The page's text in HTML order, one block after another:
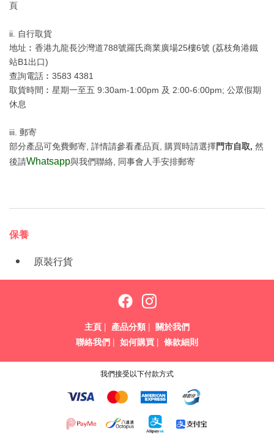
頁
ii. 自行取貨
地址︰香港九龍長沙灣道788號羅氏商業廣場25樓6號 (荔枝角港鐵
站B1出口)
查詢電話︰3583 4381
取貨時間︰星期一至五 9:30am-1:00pm 及 2:00-6:00pm; 公眾假期
休息
iii. 郵寄
部分產品可免費郵寄, 詳情請參看產品頁, 購買時請選擇門市自取, 然
後請Whatsapp與我們聯絡, 同事會人手安排郵寄
保養
原裝行貨
主頁 | 產品分類 | 關於我們
聯絡我們 | 如何購買 | 條款細則
我們接受以下付款方式